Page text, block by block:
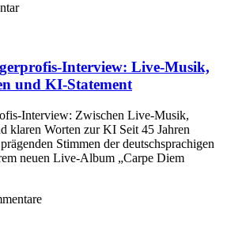
Interview: Live-Musik,
und KI-Statement
Interview: Zwischen Live-Musik,
klaren Worten zur KI Seit 45 Jahren
Stimmen der deutschsprachigen
neuen Live-Album „Carpe Diem